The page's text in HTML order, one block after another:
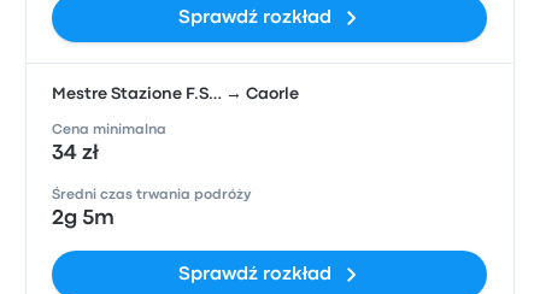
Sprawdź rozkład
Mestre Stazione F.S… → Caorle
Cena minimalna
34 zł
Średni czas trwania podróży
2g 5m
Sprawdź rozkład